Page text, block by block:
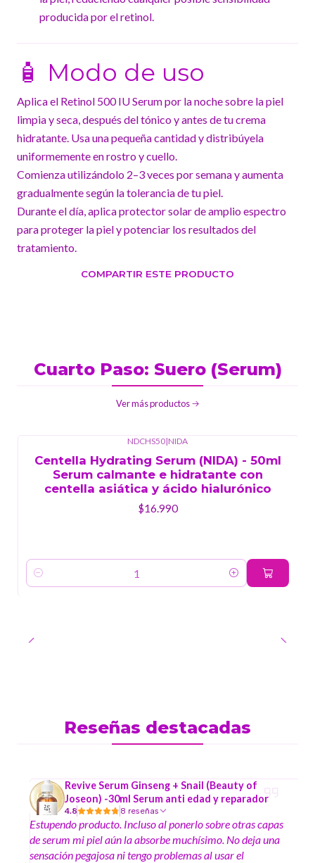
producida por el retinol.
🧴 Modo de uso
Aplica el Retinol 500 IU Serum por la noche sobre la piel
limpia y seca, después del tónico y antes de tu crema
hidratante. Usa una pequeña cantidad y distribúyela
uniformemente en rostro y cuello.
Comienza utilizándolo 2–3 veces por semana y aumenta
gradualmente según la tolerancia de tu piel.
Durante el día, aplica protector solar de amplio espectro
para proteger la piel y potenciar los resultados del
tratamiento.
COMPARTIR ESTE PRODUCTO
Cuarto Paso: Suero (Serum)
Ver más productos
NDCHS50|NIDA
Centella Hydrating Serum (NIDA) - 50ml
Serum calmante e hidratante con
centella asiática y ácido hialurónico
$16.990
Cantidad
Reseñas destacadas
Revive Serum Ginseng + Snail (Beauty of
Joseon) -30ml Serum anti edad y reparador
4.8 8 reseñas
Estupendo producto. Incluso al ponerlo sobre otras capas
de serum mi piel aún la absorbe muchísimo. No deja una
sensación pegajosa ni tengo problemas al usar el